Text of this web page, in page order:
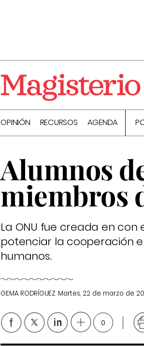
OPINIÓN RECURSOS AGENDA
Alumnos
miembros
La ONU fue creada en
potenciar la cooperación
humanos.
GEMA RODRÍGUEZ Martes, 22 de marzo de
0